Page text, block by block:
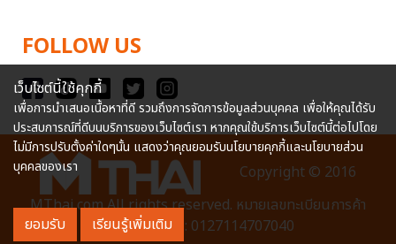
FOLLOW US
Copyright © 2016
MThai.com All rights reserved. หมายเลขทะเบียนการค้า
อิเล็กทรอนิกส์ : 0127114707040
เว็บไซต์นี้ใช้คุกกี้
เพื่อการนำเสนอเนื้อหาที่ดี รวมถึงการจัดการข้อมูลส่วนบุคคล เพื่อให้คุณได้รับ
ประสบการณ์ที่ดีบนบริการของเว็บไซต์เรา หากคุณใช้บริการเว็บไซต์นี้ต่อไปโดย
ไม่มีการปรับตั้งค่าใดๆนั้น แสดงว่าคุณยอมรับนโยบายคุกกี้และนโยบายส่วน
บุคคลของเรา
ยอมรับ เรียนรู้เพิ่มเติม